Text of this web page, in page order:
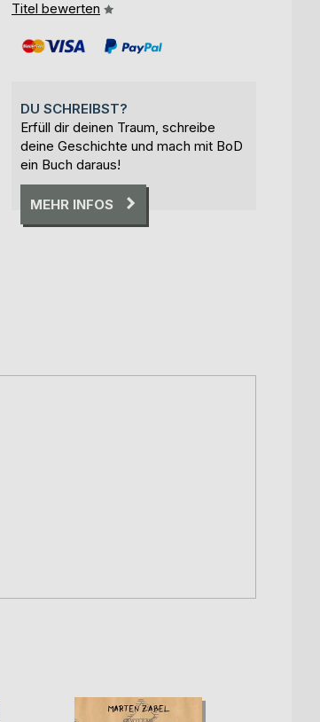
Titel bewerten
DU SCHREIBST?
Erfüll dir deinen Traum, schreibe
deine Geschichte und mach mit BoD
ein Buch daraus!
MEHR INFOS